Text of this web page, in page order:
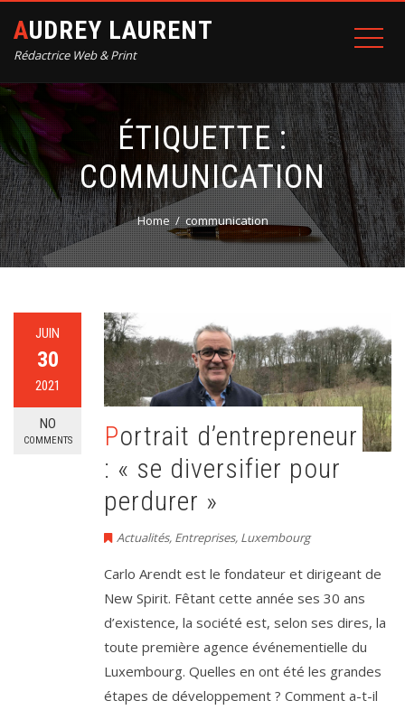
AUDREY LAURENT
Rédactrice Web & Print
ÉTIQUETTE :
COMMUNICATION
Home communication
JUIN
30
2021
NO
COMMENTS
Portrait d’entrepreneur
: « se diversifier pour
perdurer »
Actualités, Entreprises, Luxembourg
Carlo Arendt est le fondateur et dirigeant de
New Spirit. Fêtant cette année ses 30 ans
d’existence, la société est, selon ses dires, la
toute première agence événementielle du
Luxembourg. Quelles en ont été les grandes
étapes de développement ? Comment a-t-il